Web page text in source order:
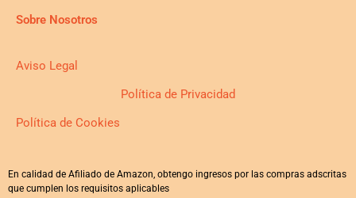
Sobre Nosotros
Aviso Legal
Política de Privacidad
Política de Cookies
En calidad de Afiliado de Amazon, obtengo ingresos por las compras adscritas
que cumplen los requisitos aplicables